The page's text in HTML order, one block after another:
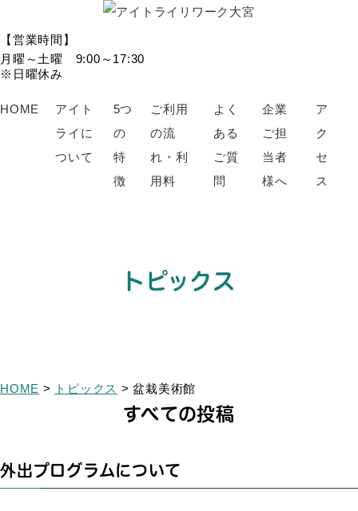
【営業時間】
月曜～土曜 9:00～17:30
※日曜休み
HOME
アイト
ライに
ついて
5つ
の
特
徴
ご利用
の流
れ・利
用料
よく
ある
ご質
問
企業
ご担
当者
様へ
ア
ク
セ
ス
トピックス
HOME > トピックス >盆栽美術館
すべての投稿
外出プログラムについて